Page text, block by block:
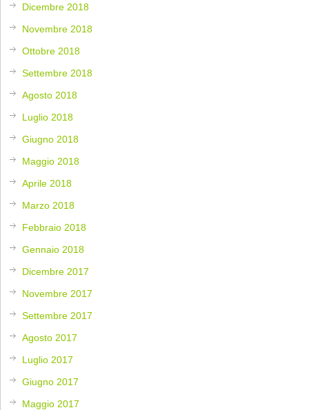
Dicembre 2018
Novembre 2018
Ottobre 2018
Settembre 2018
Agosto 2018
Luglio 2018
Giugno 2018
Maggio 2018
Aprile 2018
Marzo 2018
Febbraio 2018
Gennaio 2018
Dicembre 2017
Novembre 2017
Settembre 2017
Agosto 2017
Luglio 2017
Giugno 2017
Maggio 2017